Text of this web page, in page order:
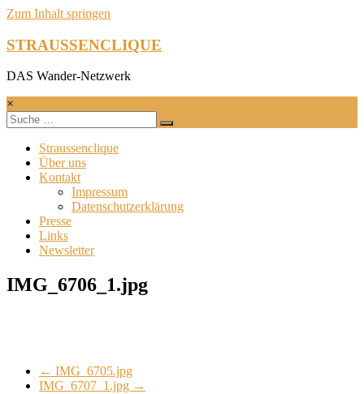
Zum Inhalt springen
STRAUSSENCLIQUE
DAS Wander-Netzwerk
×
Straussenclique
Über uns
Kontakt
Impressum
Datenschutzerklärung
Presse
Links
Newsletter
IMG_6706_1.jpg
← IMG_6705.jpg
IMG_6707_1.jpg →